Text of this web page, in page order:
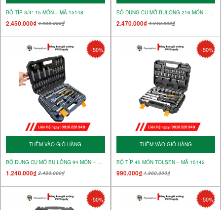
BỘ TÍP 3/4" 15 MÓN – MÃ 15148
2.450.000₫ 4.900.000₫
BỘ DỤNG CỤ MỞ BULONG 216 MÓN – MÃ 15147
2.470.000₫4.940.000₫
-50%
THÊM VÀO GIỎ HÀNG
BỘ DỤNG CỤ MỞ BU LÔNG 94 MÓN – MÃ 15145
1.240.000₫ 2.480.000₫
-50%
THÊM VÀO GIỎ HÀNG
BỘ TÍP 45 MÓN TOLSEN – MÃ 15142
990.000₫1.980.000₫
-50% -50%